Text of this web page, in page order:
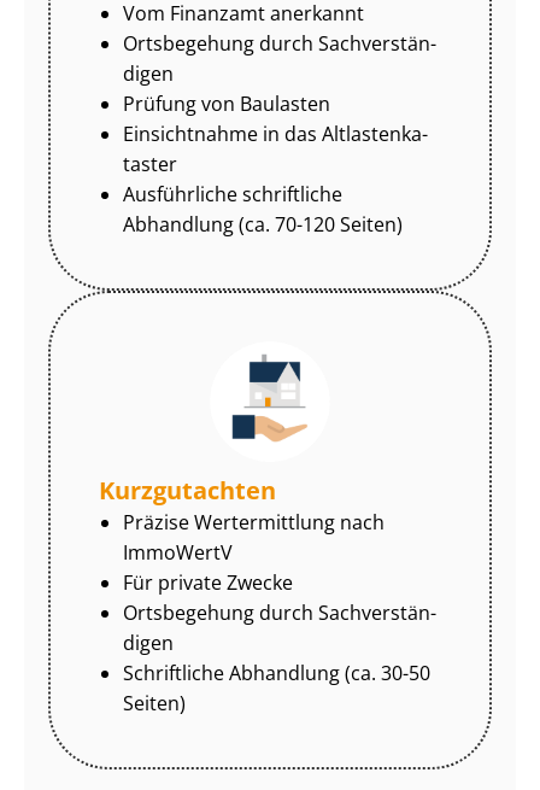
Vom Finanzamt anerkannt
Ortsbegehung durch Sach­ver­stän­
di­gen
Prüfung von Baulasten
Einsichtnahme in das Alt­las­ten­ka­
tas­ter
Ausführliche schriftliche
Abhandlung (ca. 70-120 Seiten)
Kurzgutachten
Präzise Wertermittlung nach
ImmoWertV
Für private Zwecke
Ortsbegehung durch Sach­ver­stän­
di­gen
Schriftliche Abhandlung (ca. 30-50
Seiten)